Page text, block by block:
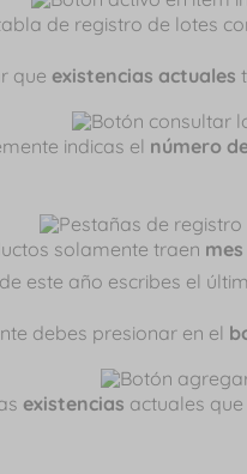
de registro de lotes
que existencias actuales
indicas el número
solamente traen
este año escribes el
debes presionar en el
existencias actuales